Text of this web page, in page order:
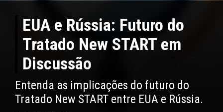
EUA e Rússia: Futuro do
Tratado New START em
Discussão
Entenda as implicações do futuro do
Tratado New START entre EUA e Rússia.